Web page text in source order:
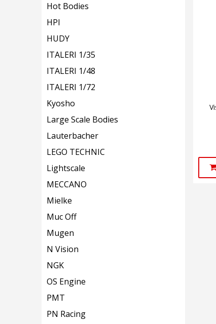
Hot Bodies
HPI
HUDY
ITALERI 1/35
ITALERI 1/48
ITALERI 1/72
Kyosho
Large Scale Bodies
Lauterbacher
LEGO TECHNIC
Lightscale
MECCANO
Mielke
Muc Off
Mugen
N Vision
NGK
OS Engine
PMT
PN Racing